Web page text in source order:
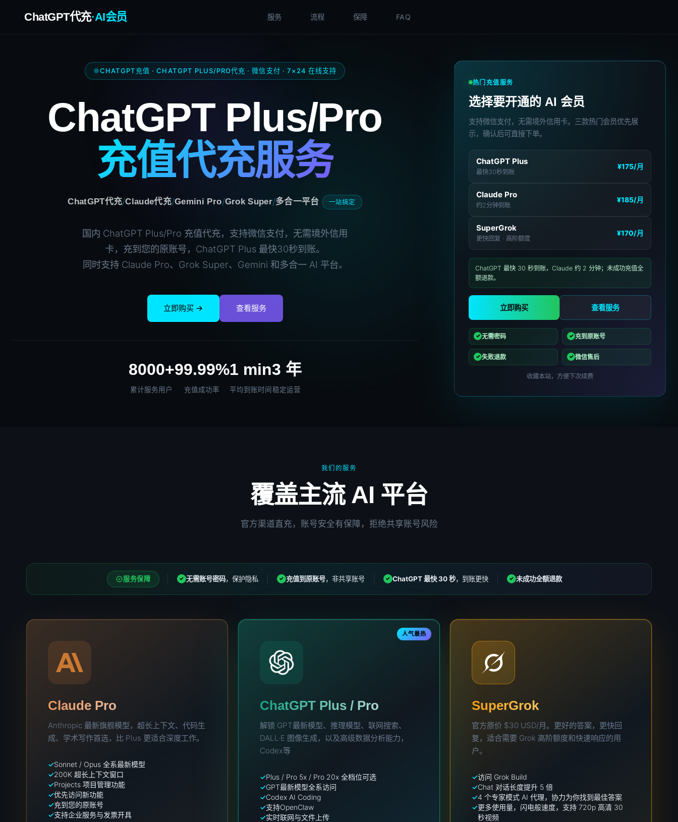
ChatGPT代充·AI会员 服务 流程 保障 FAQ
CHATGPT充值 · CHATGPT PLUS/PRO代充 · 微信支付 · 7×24 在线支持
ChatGPT Plus/Pro
充值代充服务
ChatGPT代充/Claude代充/Gemini Pro/Grok Super/多合一平台 一站搞定
国内 ChatGPT Plus/Pro 充值代充，支持微信支付，无需境外信用
卡，充到您的原账号，ChatGPT Plus 最快30秒到账。
同时支持 Claude Pro、Grok Super、Gemini 和多合一 AI 平台。
立即购买 → 查看服务
8000+
累计服务用户
99.99%
充值成功率
1 min
平均到账时间
3 年
稳定运营
热门充值服务
选择要开通的 AI 会员
支持微信支付，无需境外信用卡。三款热门会员优先展
示，确认后可直接下单。
ChatGPT Plus
最快30秒到账
¥175/月
Claude Pro
约2分钟到账
¥185/月
SuperGrok
更快回复 · 高阶额度
¥170/月
ChatGPT 最快 30 秒到账，Claude 约 2 分钟；未成功充值全
额退款。
立即购买 查看服务
无需密码 充到原账号
失败退款 微信售后
收藏本站，方便下次续费
我们的服务
覆盖主流 AI 平台
官方渠道直充，账号安全有保障，拒绝共享账号风险
服务保障 ✓ 无需账号密码，保护隐私 ✓ 充值到原账号，非共享账号 ✓ ChatGPT 最快 30 秒，到账更快 ✓ 未成功全额退款
人气最热
ChatGPT Plus / Pro
解锁 GPT最新模型、推理模型、联网搜索、
DALL·E 图像生成，以及高级数据分析能力，
Codex等
Plus / Pro 5x / Pro 20x 全档位可选
GPT最新模型全系访问
Codex AI Coding
支持OpenClaw
实时联网与文件上传
Claude Pro
Anthropic 最新旗舰模型，超长上下文、代码生
成、学术写作首选，比 Plus 更适合深度工作。
Sonnet / Opus 全系最新模型
200K 超长上下文窗口
Projects 项目管理功能
优先访问新功能
充到您的原账号
支持企业服务与发票开具
SuperGrok
官方原价 $30 USD/月。更好的答案，更快回
复，适合需要 Grok 高阶额度和快速响应的用
户。
访问 Grok Build
Chat 对话长度提升 5 倍
4 个专家模式 AI 代理，协力为你找到最佳答案
更多使用量，闪电般速度，支持 720p 高清 30
秒视频